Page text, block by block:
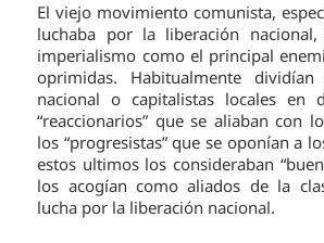
El viejo movimiento comunista,
luchaba por la liberación
imperialismo como el principal
oprimidas. Habitualmente
nacional o capitalistas locales en
“reaccionarios” que se aliaban con
los “progresistas” que se oponían a
estos ultimos los consideraban
los acogían como aliados de la
lucha por la liberación nacional.